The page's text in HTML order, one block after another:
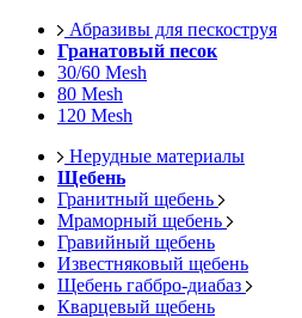
Абразивы для пескоструя
Гранатовый песок
30/60 Mesh
80 Mesh
120 Mesh
Нерудные материалы
Щебень
Гранитный щебень
Мраморный щебень
Гравийный щебень
Известняковый щебень
Щебень габбро-диабаз
Кварцевый щебень